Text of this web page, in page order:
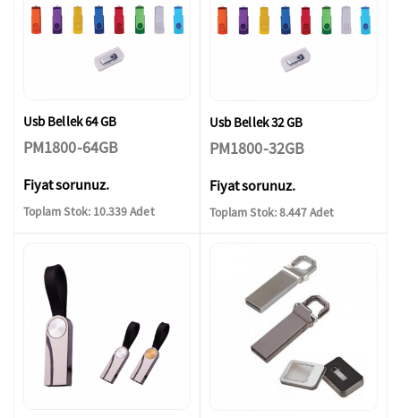
Usb Bellek 64 GB
PM1800-64GB
Fiyat sorunuz.
Toplam Stok: 10.339 Adet
Usb Bellek 32 GB
PM1800-32GB
Fiyat sorunuz.
Toplam Stok: 8.447 Adet